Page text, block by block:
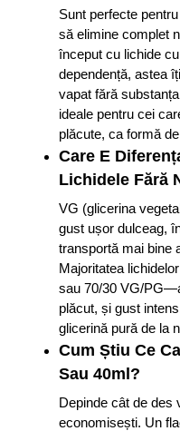
Sunt perfecte
să elimine complet
început cu lichide
dependență, astea
vapat fără
ideale pentru cei
plăcute, ca formă
Care E
Lichidele Fără
VG (glicerina
gust ușor dulceag,
transportă mai bine
Majoritatea
sau 70/30 VG/
plăcut, și gust
glicerină pură de la
Cum Știu Ce
Sau 40ml?
Depinde cât de des
economisești. Un